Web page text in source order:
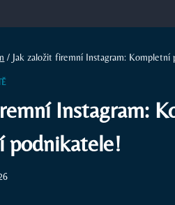
/ Jak založit firemní Instagram: Kompletní
Instagram:
podnikatele!